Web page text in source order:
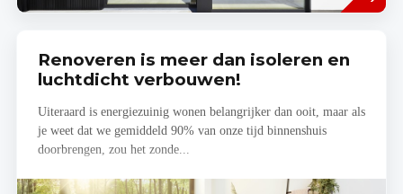
Renoveren is meer dan isoleren en
luchtdicht verbouwen!
Uiteraard is energiezuinig wonen belangrijker dan ooit, maar als
je weet dat we gemiddeld 90% van onze tijd binnenshuis
doorbrengen, zou het zonde...